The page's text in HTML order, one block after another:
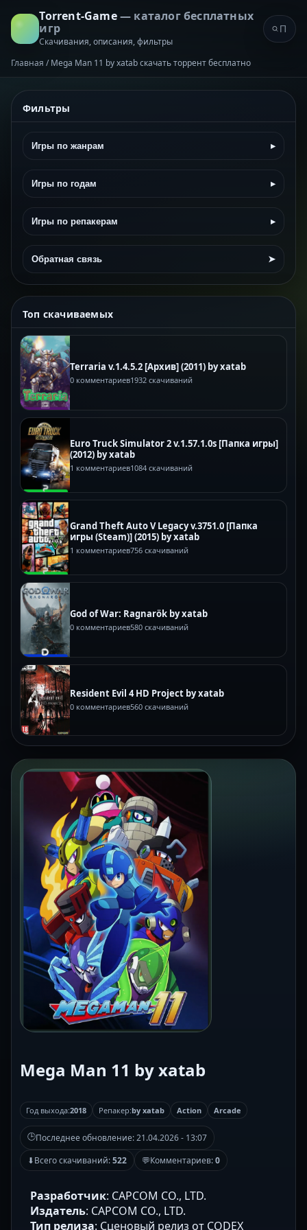
Torrent-Game— каталог бесплатных
игр
Скачивания, описания, фильтры
Главная / Mega Man 11 by xatab скачать торрент бесплатно
Фильтры
Игры по жанрам ▸
Игры по годам ▸
Игры по репакерам ▸
Обратная связь ➤
Топ скачиваемых
Terraria v.1.4.5.2 [Архив] (2011) by xatab
0 комментариев1932 скачиваний
Euro Truck Simulator 2 v.1.57.1.0s [Папка игры]
(2012) by xatab
1 комментариев1084 скачиваний
Grand Theft Auto V Legacy v.3751.0 [Папка
игры (Steam)] (2015) by xatab
1 комментариев756 скачиваний
God of War: Ragnarök by xatab
0 комментариев580 скачиваний
Resident Evil 4 HD Project by xatab
0 комментариев560 скачиваний
Mega Man 11 by xatab
Год выхода:2018 Репакер:by xatab Action Arcade
🕒Последнее обновление:21.04.2026 - 13:07
⬇Всего скачиваний:522 💬Комментариев:0
Разработчик: CAPCOM CO., LTD.
Издатель: CAPCOM CO., LTD.
Тип релиза: Cценовый релиз от CODEX